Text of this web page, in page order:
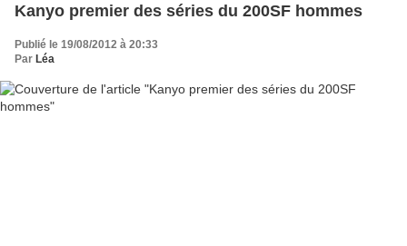
Kanyo premier des séries du 200SF hommes
Publié le 19/08/2012 à 20:33
Par Léa